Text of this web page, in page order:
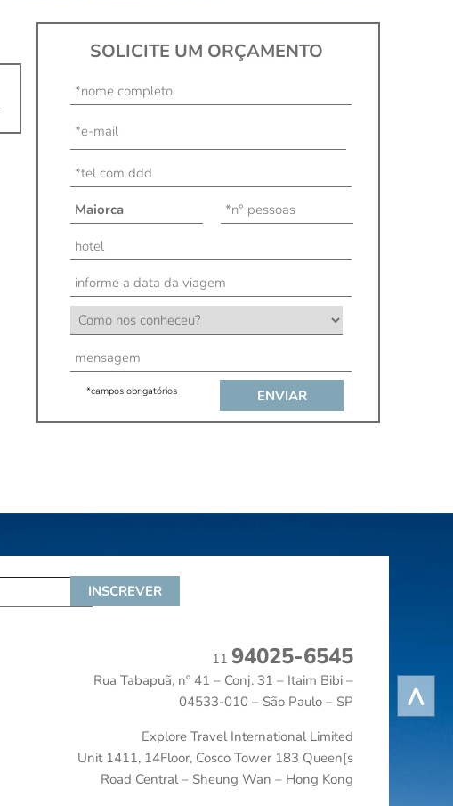
SOLICITE UM ORÇAMENTO
*campos obrigatórios
^
11 94025-6545
Rua Tabapuã, nº 41 – Conj. 31 – Itaim Bibi –
04533-010 – São Paulo – SP
Explore Travel International Limited
Unit 1411, 14Floor, Cosco Tower 183 Queen[s
Road Central – Sheung Wan – Hong Kong